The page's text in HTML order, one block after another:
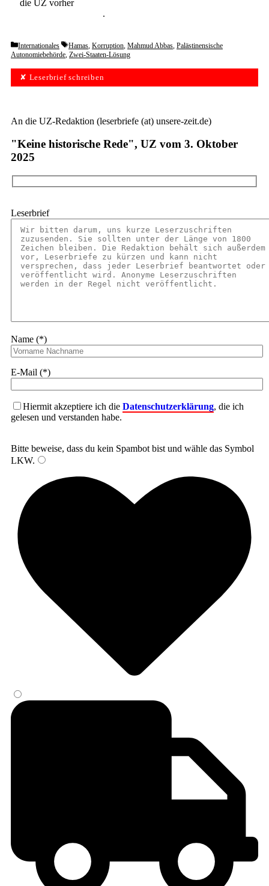
die UZ vorher
.
Categories
Internationales Tags
Hamas, Korruption, Mahmud Abbas, Palästinensische
Autonomiebehörde, Zwei-Staaten-Lösung
✘ Leserbrief schreiben
An die UZ-Redaktion (leserbriefe (at) unsere-zeit.de)
"Keine historische Rede", UZ vom 3. Oktober
2025
Leserbrief
Name (*)
E-Mail (*)
Hiermit akzeptiere ich die Datenschutzerklärung, die ich
gelesen und verstanden habe.
Bitte beweise, dass du kein Spambot bist und wähle das Symbol
LKW.